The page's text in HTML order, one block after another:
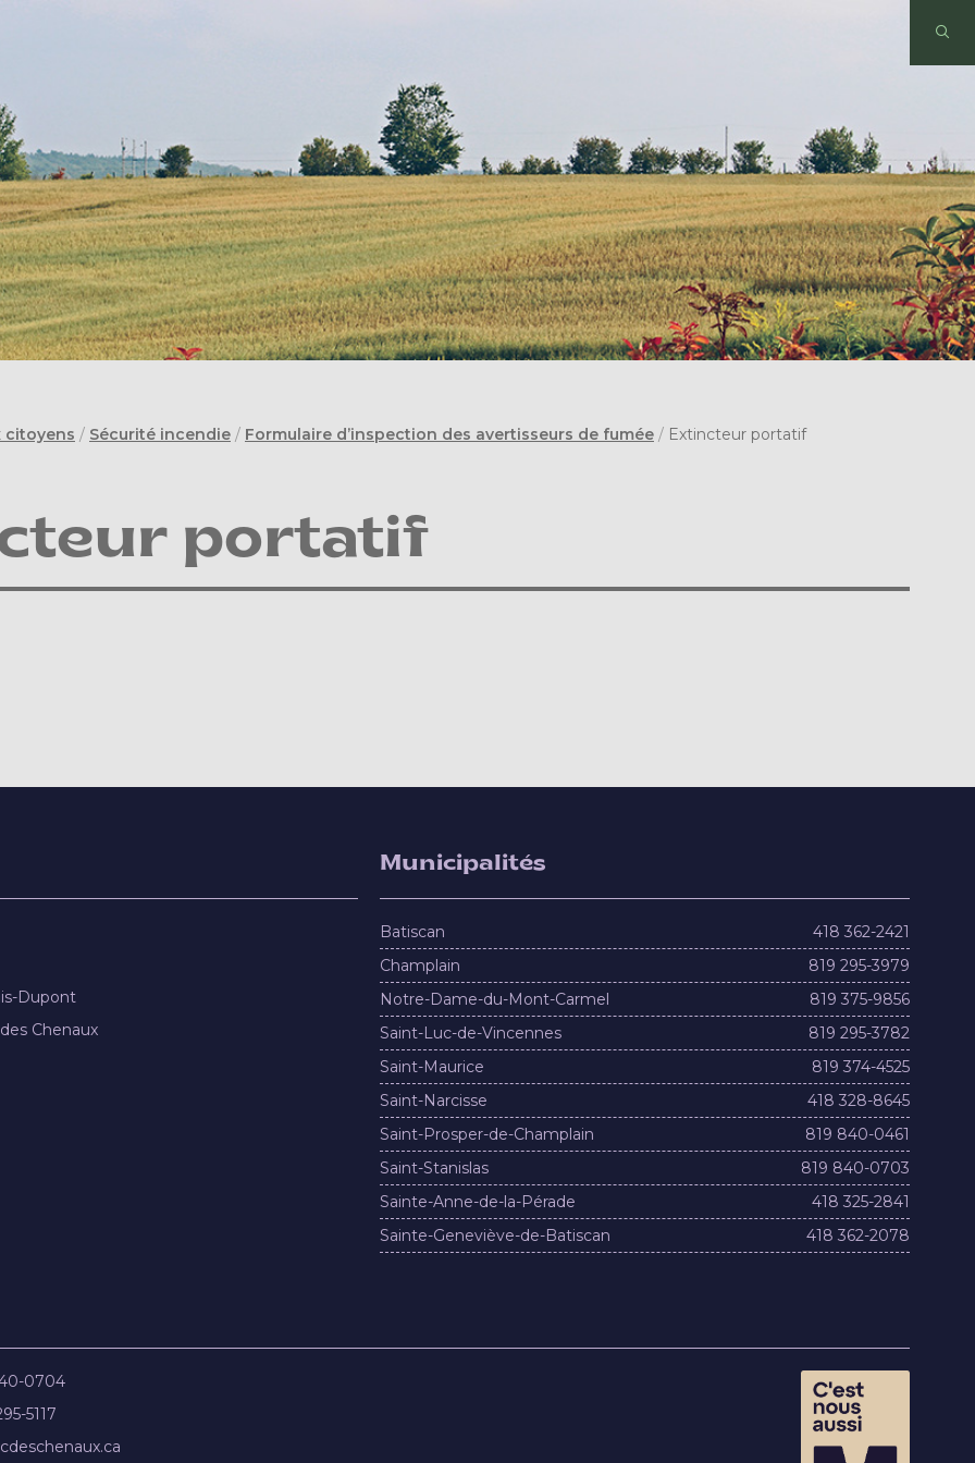
citoyens / Sécurité incendie / Formulaire d’inspection des avertisseurs de fumée / Extincteur portatif
portatif
Dupont
Chenaux
Municipalités
Batiscan
418 362-2421
Champlain
819 295-3979
Notre-Dame-du-Mont-Carmel
819 375-9856
Saint-Luc-de-Vincennes
819 295-3782
Saint-Maurice
819 374-4525
Saint-Narcisse
418 328-8645
Saint-Prosper-de-Champlain
819 840-0461
Saint-Stanislas
819 840-0703
Sainte-Anne-de-la-Pérade
418 325-2841
Sainte-Geneviève-de-Batiscan
418 362-2078
0704
5117